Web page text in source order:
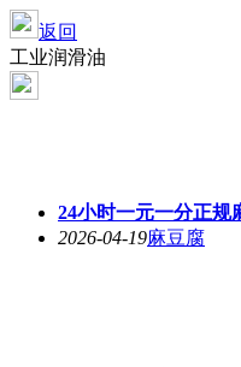
返回
工业润滑油
24小时一元一分正规
2026-04-19麻豆腐